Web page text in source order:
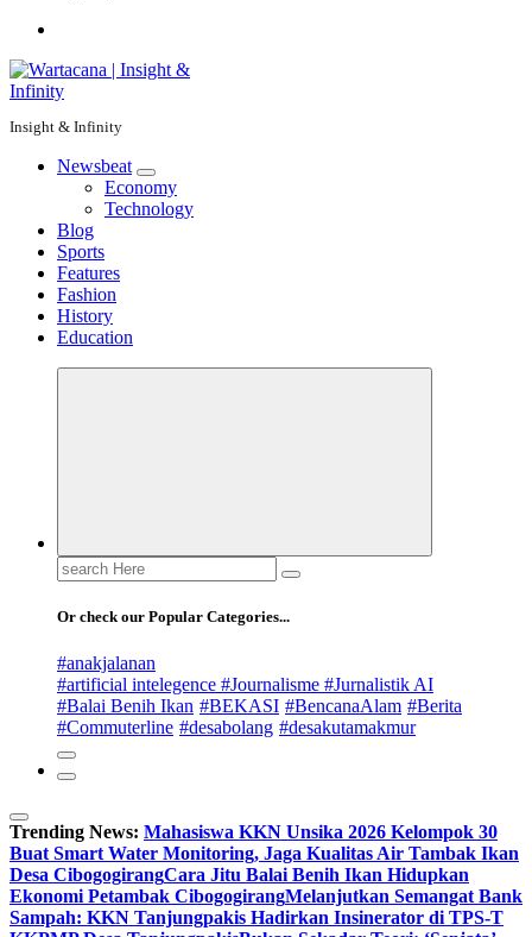
Insight & Infinity
Newsbeat
Economy
Technology
Blog
Sports
Features
Fashion
History
Education
Search
for:
Or check our Popular Categories...
#anakjalanan
#artificial intelegence #Journalisme #Jurnalistik AI
#Balai Benih Ikan #BEKASI #BencanaAlam #Berita
#Commuterline #desabolang #desakutamakmur
Trending News: Mahasiswa KKN Unsika 2026 Kelompok 30
Buat Smart Water Monitoring, Jaga Kualitas Air Tambak Ikan
Desa CibogogirangCara Jitu Balai Benih Ikan Hidupkan
Ekonomi Petambak CibogogirangMelanjutkan Semangat Bank
Sampah: KKN Tanjungpakis Hadirkan Insinerator di TPS-T